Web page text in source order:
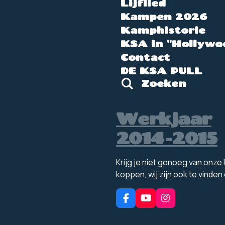
Lijflied
Kampen 2026
Kamphistorie
KSA in
Contact
DE KSA PULL
Zoeken
Werkjaar
2014-2015
Krijg je niet genoeg van onze
koppen, wij zijn ook te vinden
F
a
Y
o
I
n